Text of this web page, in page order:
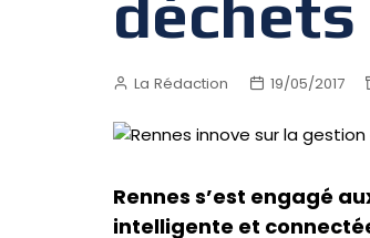
La Rédaction 19/05/2017
Rennes s’est engagé
intelligente et